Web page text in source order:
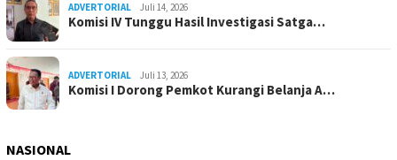
ADVERTORIAL Juli 14, 2026
Komisi IV Tunggu Hasil Investigasi Satga…
ADVERTORIAL Juli 13, 2026
Komisi I Dorong Pemkot Kurangi Belanja A…
NASIONAL